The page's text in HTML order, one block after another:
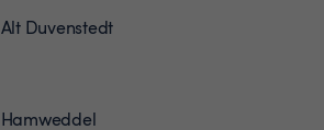
Alt Duvenstedt
Hamweddel